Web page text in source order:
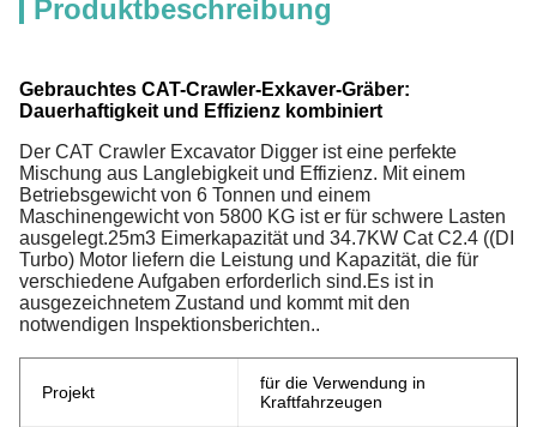
Produktbeschreibung
Gebrauchtes CAT-Crawler-Exkaver-Gräber:
Dauerhaftigkeit und Effizienz kombiniert
Der CAT Crawler Excavator Digger ist eine perfekte
Mischung aus Langlebigkeit und Effizienz. Mit einem
Betriebsgewicht von 6 Tonnen und einem
Maschinengewicht von 5800 KG ist er für schwere Lasten
ausgelegt.25m3 Eimerkapazität und 34.7KW Cat C2.4 ((DI
Turbo) Motor liefern die Leistung und Kapazität, die für
verschiedene Aufgaben erforderlich sind.Es ist in
ausgezeichnetem Zustand und kommt mit den
notwendigen Inspektionsberichten..
Projekt
für die Verwendung in
Kraftfahrzeugen